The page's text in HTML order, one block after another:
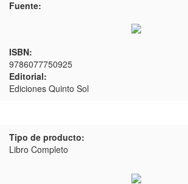
Fuente:
ISBN:
9786077750925
Editorial:
Ediciones Quinto Sol
Tipo de producto:
Libro Completo